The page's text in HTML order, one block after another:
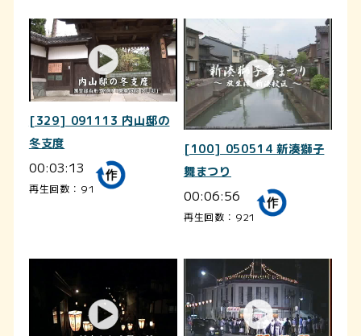
[329] 091113 内山邸の
冬支度
00:03:13
再生回数：91
[100] 050514 新湊獅子
舞まつり
00:06:56
再生回数：921